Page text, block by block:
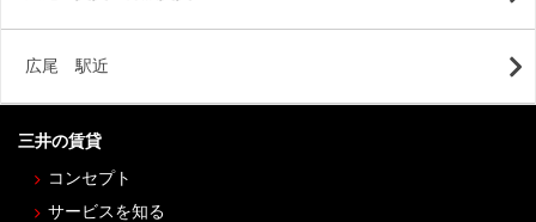
広尾 駅近
三井の賃貸
コンセプト
サービスを知る